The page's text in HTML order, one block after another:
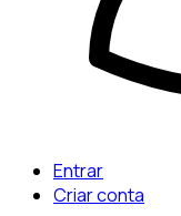
Entrar
Criar conta